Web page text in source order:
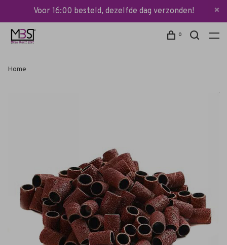
Voor 16:00 besteld, dezelfde dag verzonden!
0
Home